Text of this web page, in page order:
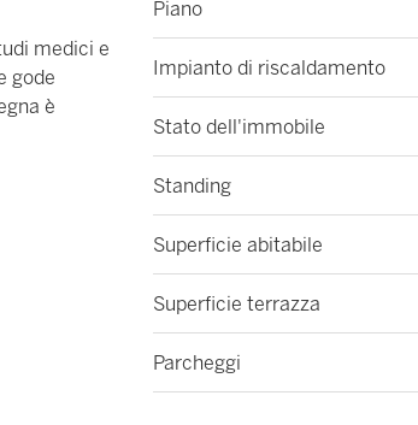
medici e
gode
è
Piano
Impianto di riscaldamento
Stato dell'immobile
Standing
Superficie abitabile
Superficie terrazza
Parcheggi